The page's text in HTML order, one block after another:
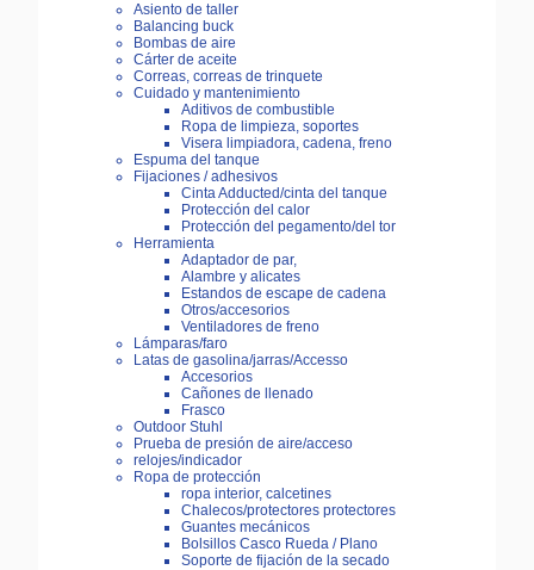
Asiento de taller
Balancing buck
Bombas de aire
Cárter de aceite
Correas, correas de trinquete
Cuidado y mantenimiento
Aditivos de combustible
Ropa de limpieza, soportes
Visera limpiadora, cadena, freno
Espuma del tanque
Fijaciones / adhesivos
Cinta Adducted/cinta del tanque
Protección del calor
Protección del pegamento/del tor
Herramienta
Adaptador de par,
Alambre y alicates
Estandos de escape de cadena
Otros/accesorios
Ventiladores de freno
Lámparas/faro
Latas de gasolina/jarras/Accesso
Accesorios
Cañones de llenado
Frasco
Outdoor Stuhl
Prueba de presión de aire/acceso
relojes/indicador
Ropa de protección
ropa interior, calcetines
Chalecos/protectores protectores
Guantes mecánicos
Bolsillos Casco Rueda / Plano
Soporte de fijación de la secado